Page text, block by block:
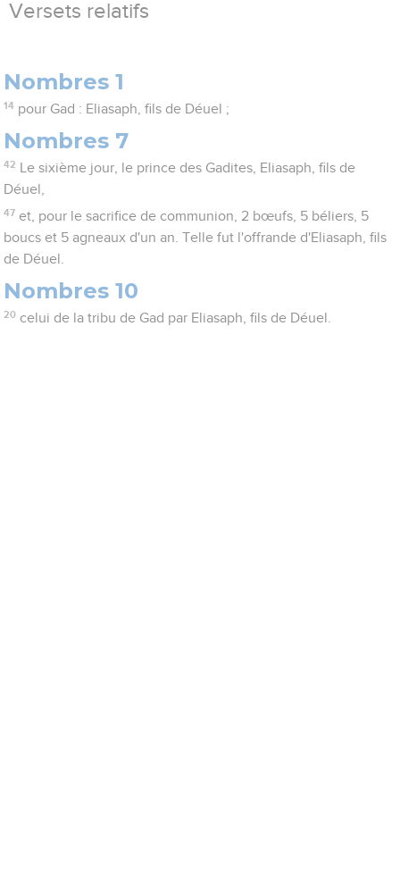
Versets relatifs
Nombres 1
14 pour Gad : Eliasaph, fils de Déuel ;
Nombres 7
42
Le sixième jour, le prince des Gadites, Eliasaph, fils de
Déuel,
47 et, pour le sacrifice de communion, 2 bœufs, 5 béliers, 5
boucs et 5 agneaux d'un an. Telle fut l'offrande d'Eliasaph, fils
de Déuel.
Nombres 10
20 celui de la tribu de Gad par Eliasaph, fils de Déuel.